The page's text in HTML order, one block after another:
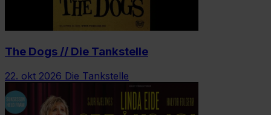
The Dogs // Die Tankstelle
22. okt 2026 Die Tankstelle